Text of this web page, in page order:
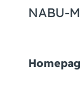
NABU-